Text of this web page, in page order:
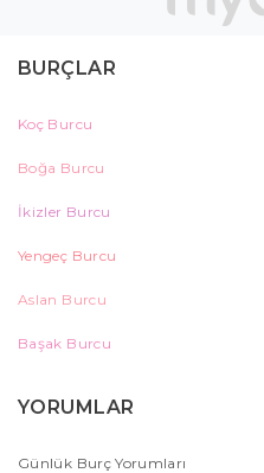
BURÇLAR
Koç Burcu
Boğa Burcu
İkizler Burcu
Yengeç Burcu
Aslan Burcu
Başak Burcu
YORUMLAR
Günlük Burç Yorumları